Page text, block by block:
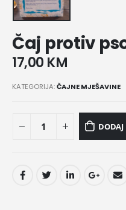
Čaj protiv
17,00 KM
KATEGORIJA:ČAJNE MJEŠAVINE